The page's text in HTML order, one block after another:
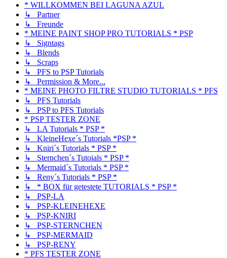
* WILLKOMMEN BEI LAGUNA AZUL
↳ Partner
↳ Freunde
* MEINE PAINT SHOP PRO TUTORIALS * PSP
↳ Signtags
↳ Blends
↳ Scraps
↳ PFS to PSP Tutorials
↳ Permission & More...
* MEINE PHOTO FILTRE STUDIO TUTORIALS * PFS
↳ PFS Tutorials
↳ PSP to PFS Tutorials
* PSP TESTER ZONE
↳ LA Tutorials * PSP *
↳ KleineHexe´s Tutorials *PSP *
↳ Kniri´s Tutorials * PSP *
↳ Sternchen´s Tutoials * PSP *
↳ Mermaid´s Tutorials * PSP *
↳ Reny´s Tutorials * PSP *
↳ * BOX für getestete TUTORIALS * PSP *
↳ PSP-LA
↳ PSP-KLEINEHEXE
↳ PSP-KNIRI
↳ PSP-STERNCHEN
↳ PSP-MERMAID
↳ PSP-RENY
* PFS TESTER ZONE